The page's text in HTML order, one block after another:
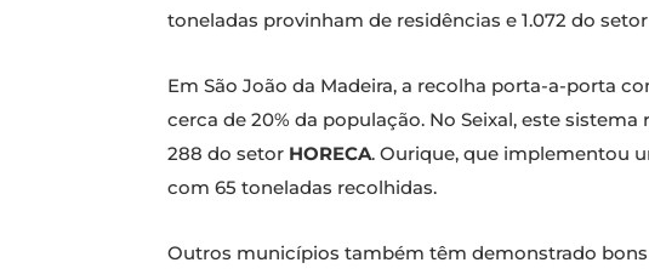
toneladas provinham de residências e 1.072 do
Em São João da Madeira, a recolha porta-a-porta
cerca de 20% da população. No Seixal, este
288 do setor HORECA. Ourique, que implementou
com 65 toneladas recolhidas.
Outros municípios também têm demonstrado